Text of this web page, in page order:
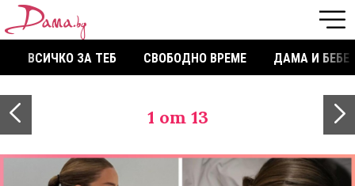
ВСИЧКО ЗА ТЕБ СВОБОДНО ВРЕМЕ ДАМА И БЕБЕ
1 от 13